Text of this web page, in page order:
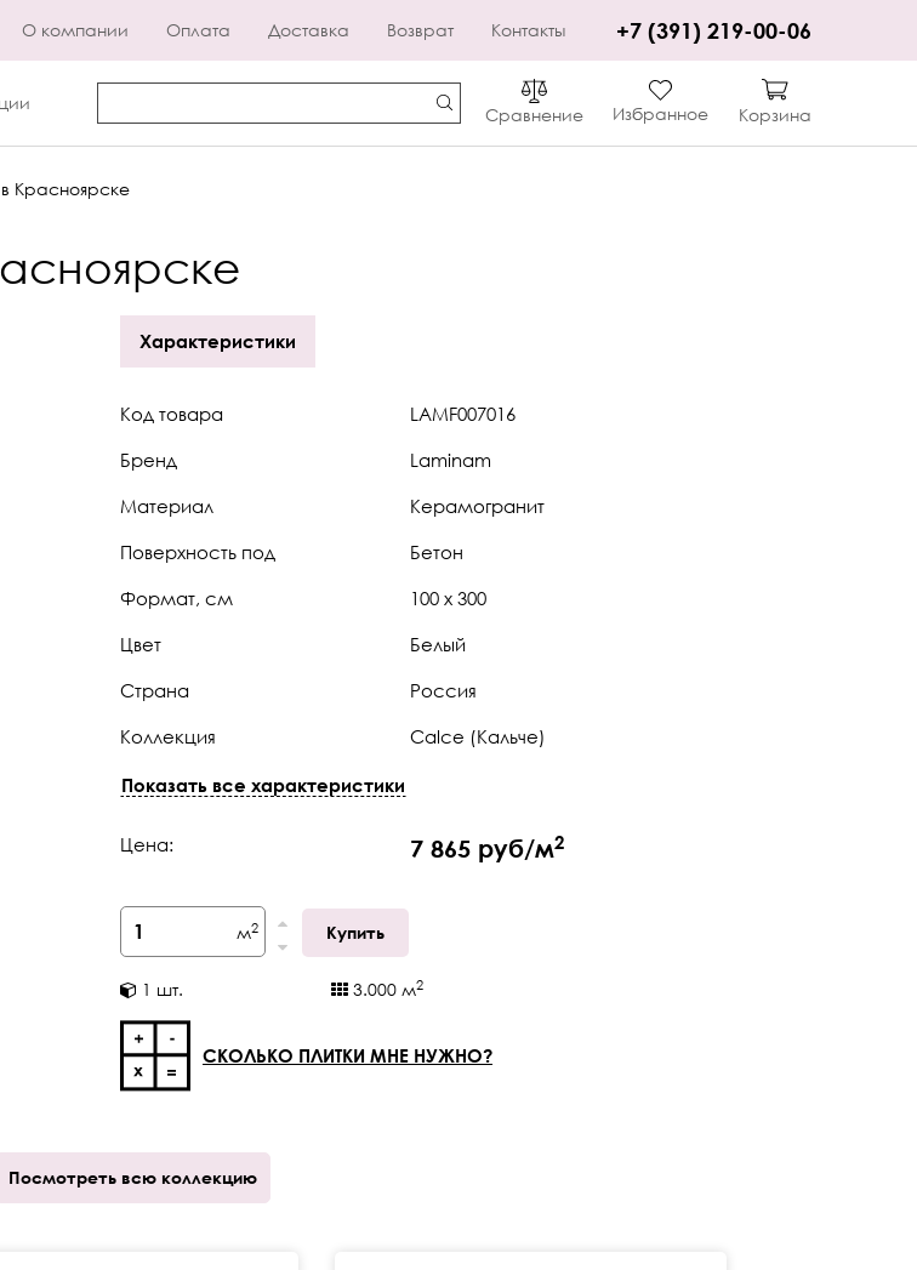
О компании Оплата Доставка Возврат Контакты +7 (391) 219-00-06
Сравнение Избранное Корзина
Красноярске
Характеристики
Код товара LAMF007016
Бренд Laminam
Материал Керамогранит
Поверхность под Бетон
Формат, см 100 x 300
Цвет Белый
Страна Россия
Коллекция Calce (Кальче)
Тип поверхности
Кратность отпуска
Показать все характеристики
Цена: 7 865 руб/м2
м2 Купить
1 шт. 3.000 м2
СКОЛЬКО ПЛИТКИ МНЕ НУЖНО?
Посмотреть всю коллекцию